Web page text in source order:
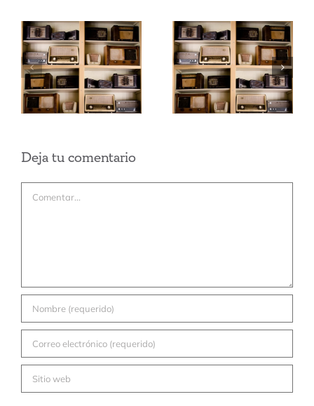
Pandemia y
Reyes Magos
¿Cómo
conseguir los
propósitos de
año nuevo?
Deja tu comentario